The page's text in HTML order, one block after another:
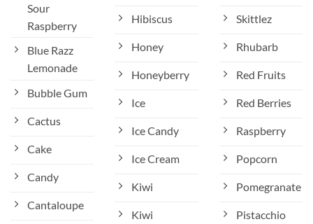
Sour
Raspberry
Blue Razz
Lemonade
Bubble Gum
Cactus
Cake
Candy
Cantaloupe
Hibiscus
Honey
Honeyberry
Ice
Ice Candy
Ice Cream
Kiwi
Kiwi
Skittlez
Rhubarb
Red Fruits
Red Berries
Raspberry
Popcorn
Pomegranate
Pistacchio